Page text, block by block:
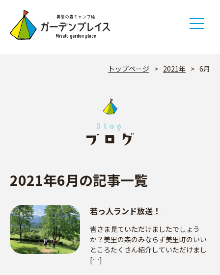
content
トップページ > 2021年 > 6月
2021年6月の記事一覧
若っ人ランド放送！
皆さま見ていただけましたでしょう
か？美里の森のみならず美里町のいい
ところたくさん紹介していただけまし
[…]